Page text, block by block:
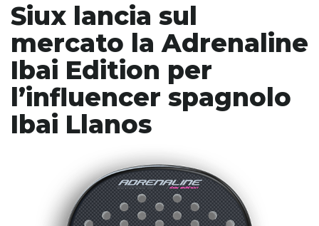
Siux lancia sul
mercato la Adrenaline
Ibai Edition per
l’influencer spagnolo
Ibai Llanos